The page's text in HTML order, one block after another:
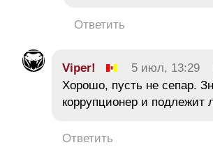
Ответить
Viреr! 5 июл, 13:29
Хорошо, пусть не сепар.
коррупционер и подлежит
Ответить